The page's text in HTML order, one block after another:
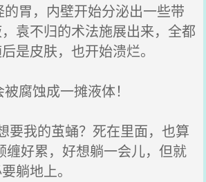
胃，内壁开始分泌出一些带
袁不归的术法施展出来，全都
是皮肤，也开始溃烂。
腐蚀成一摊液体！
要我的茧蛹？死在里面，也算
缠好累，好想躺一会儿，但就
躺地上。